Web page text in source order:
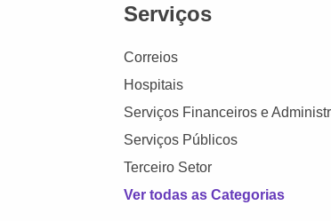
Serviços
Correios
Hospitais
Serviços Financeiros e
Serviços Públicos
Terceiro Setor
Ver todas as Categorias